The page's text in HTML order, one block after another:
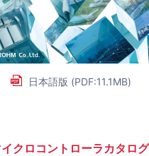
日本語版 (PDF:11.1MB)
クロコントローラカタログ